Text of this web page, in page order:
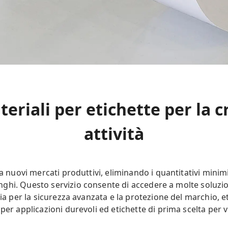
per etichette per la
attività
nuovi mercati produttivi, eliminando i quantitativi
Questo servizio consente di accedere a molte
per la sicurezza avanzata e la protezione del marchio,
applicazioni durevoli ed etichette di prima scelta per